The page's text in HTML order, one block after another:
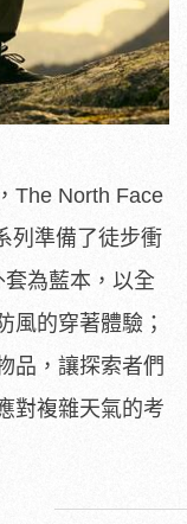
The North Face
列準備了徒步衝
為藍本，以全
風的穿著體驗；
品，讓探索者們
對複雜天氣的考